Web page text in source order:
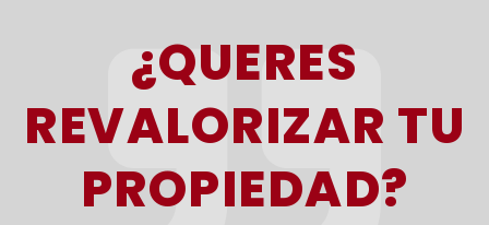
¿QUERES
REVALORIZAR TU
PROPIEDAD?